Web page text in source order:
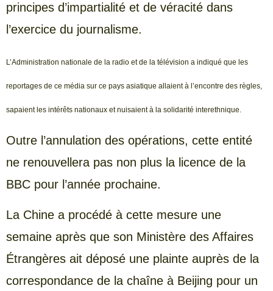
principes d’impartialité et de véracité dans
l’exercice du journalisme.
L’Administration nationale de la radio et de la télévision a indiqué que les
reportages de ce média sur ce pays asiatique allaient à l’encontre des règles,
sapaient les intérêts nationaux et nuisaient à la solidarité interethnique.
Outre l’annulation des opérations, cette entité
ne renouvellera pas non plus la licence de la
BBC pour l’année prochaine.
La Chine a procédé à cette mesure une
semaine après que son Ministère des Affaires
Étrangères ait déposé une plainte auprès de la
correspondance de la chaîne à Beijing pour un